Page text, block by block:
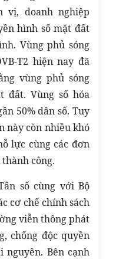
vị, doanh nghiệp
hình số mặt đất
Vùng phủ sóng
T2 hiện nay đã
vùng phủ sóng
Vùng số hóa
50% dân số. Tuy
này còn nhiều khó
lực cùng các đơn
công.
số cùng với Bộ
cơ chế chính sách
viễn thông phát
chống độc quyền
Bên cạnh